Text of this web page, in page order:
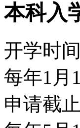
耶鲁大
（
赢利机
四成为
本科入
开学时间
每年1月
申请截